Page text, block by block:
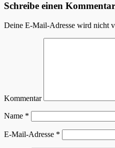
Schreibe einen Kommentar
Deine E-Mail-Adresse wird nicht
Kommentar
Name *
E-Mail-Adresse *